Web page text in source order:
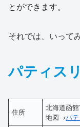
とができます。
それでは、いって
パティス
住所
北海道函
地図→パ